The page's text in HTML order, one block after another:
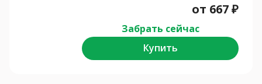
от 667₽
Забрать сейчас
Купить